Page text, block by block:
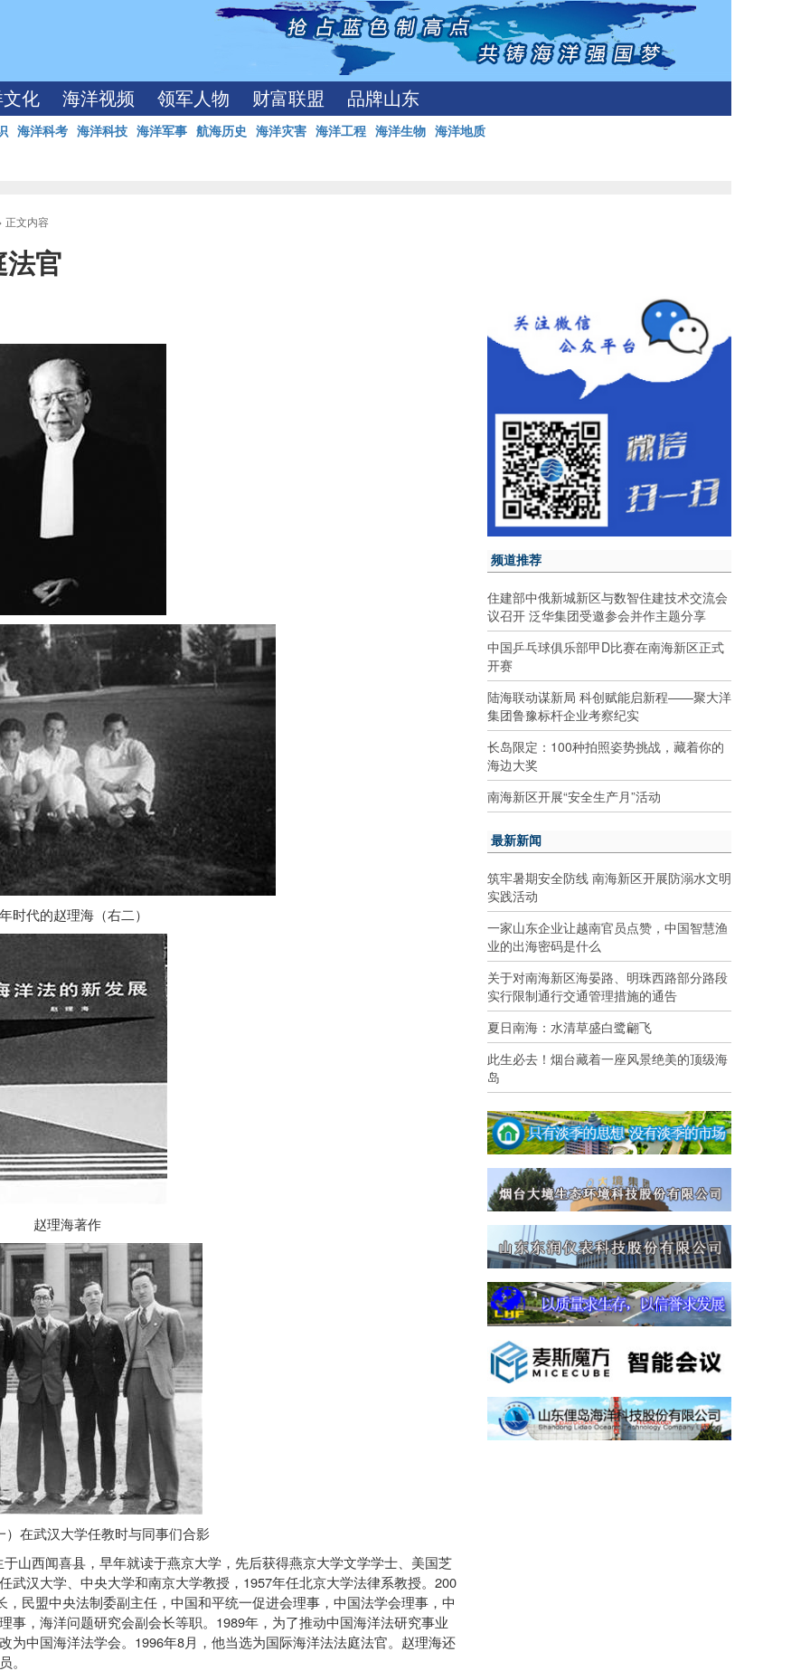
化 海洋视频 领军人物 财富联盟 品牌山东
海洋科考 海洋科技 海洋军事 航海历史 海洋灾害 海洋工程 海洋生物 海洋地质
正文内容
官
时代的赵理海（右二）
赵理海著作
）在武汉大学任教时与同事们合影
于山西闻喜县，早年就读于燕京大学，先后获得燕京大学文学学士、美国芝
武汉大学、中央大学和南京大学教授， 1957年任北京大学法律系教授。 200
民盟中央法制委副主任，中国和平统一促进会理事，中国法学会理事，中
事，海洋问题研究会副会长等职。 1989年，为了推动中国海洋法研究事业
为中国海洋法学会。 1996年8月，他当选为国际海洋法法庭法官。赵理海还
。
频道推荐
住建部中俄新城新区与数智住建技术交流会
议召开 泛华集团受邀参会并作主题分享
中国乒乓球俱乐部甲D比赛在南海新区正式
开赛
陆海联动谋新局 科创赋能启新程——聚大洋
集团鲁豫标杆企业考察纪实
长岛限定：100种拍照姿势挑战，藏着你的
海边大奖
南海新区开展“安全生产月”活动
最新新闻
筑牢暑期安全防线 南海新区开展防溺水文明
实践活动
一家山东企业让越南官员点赞，中国智慧渔
业的出海密码是什么
关于对南海新区海晏路、明珠西路部分路段
实行限制通行交通管理措施的通告
夏日南海：水清草盛白鹭翩飞
此生必去！烟台藏着一座风景绝美的顶级海
岛